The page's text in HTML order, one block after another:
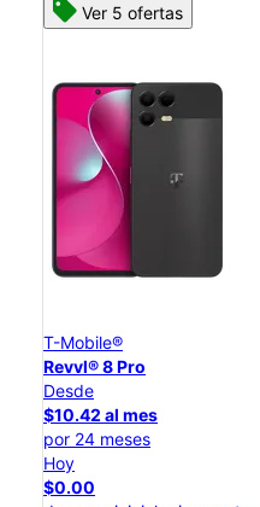
Ver 5 ofertas
T-Mobile®
Revvl® 8 Pro
Desde
$10.42 al mes
por 24 meses
Hoy
$0.00